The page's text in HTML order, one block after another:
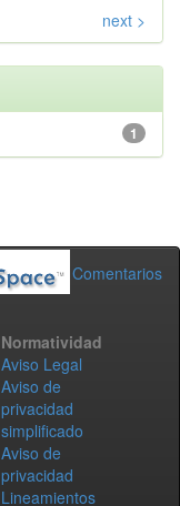
next >
1
Comentarios
Normatividad
Aviso Legal
Aviso de
privacidad
simplificado
Aviso de
privacidad
Lineamientos